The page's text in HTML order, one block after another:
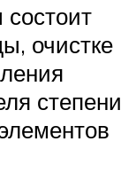
очистке
степени